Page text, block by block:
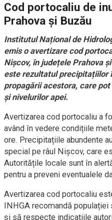
Cod portocaliu de
Prahova și Buzău
Institutul Național de
emis o avertizare cod
Nișcov, în județele Prahova
este rezultatul precipitațiilor
propagării acestora, care
și nivelurilor apei.
Avertizarea cod portocaliu a
având în vedere condițiile
ore. Precipitațiile abundente
special pe râul Nișcov, care
Autoritățile locale sunt în
pentru a preveni eventualele
Avertizarea cod portocaliu
INHGA recomandă
și să respecte indicațiile